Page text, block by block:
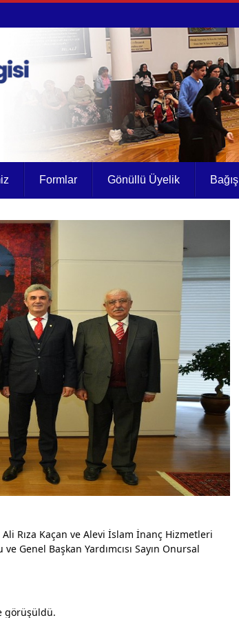
Formlar Gönüllü Üyelik Bağış
Ali Rıza Kaçan ve Alevi İslam İnanç Hizmetleri
Genel Başkan Yardımcısı Sayın Onursal
görüşüldü.